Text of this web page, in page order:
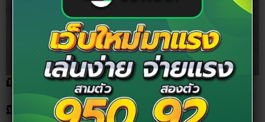
มีสัตว์ประหลาด อยู่ในภูเขาไฟฟูจิ
มีความเชื่อว่า ภูเขาไฟฟูจิ มีสัตว์ประหลาดทะเลสาบ ที่เรียกว่า